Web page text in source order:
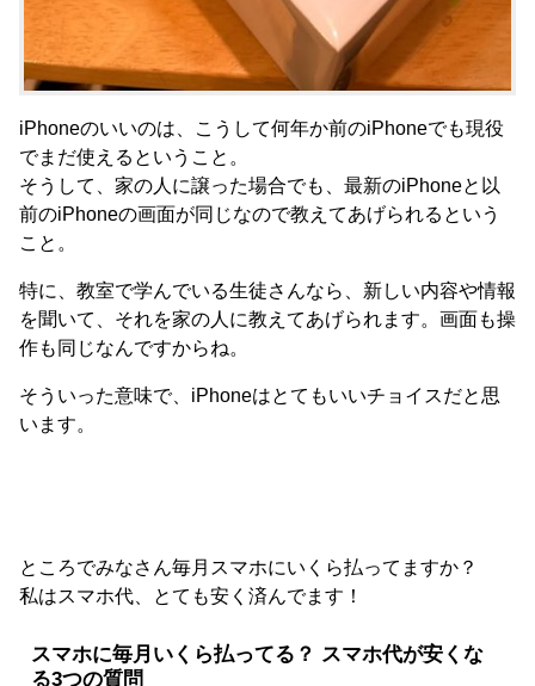
iPhoneのいいのは、こうして何年か前のiPhoneでも現役
でまだ使えるということ。
そうして、家の人に譲った場合でも、最新のiPhoneと以
前のiPhoneの画面が同じなので教えてあげられるという
こと。
特に、教室で学んでいる生徒さんなら、新しい内容や情報
を聞いて、それを家の人に教えてあげられます。画面も操
作も同じなんですからね。
そういった意味で、iPhoneはとてもいいチョイスだと思
います。
ところでみなさん毎月スマホにいくら払ってますか？
私はスマホ代、とても安く済んでます！
スマホに毎月いくら払ってる？ スマホ代が安くな
る3つの質問